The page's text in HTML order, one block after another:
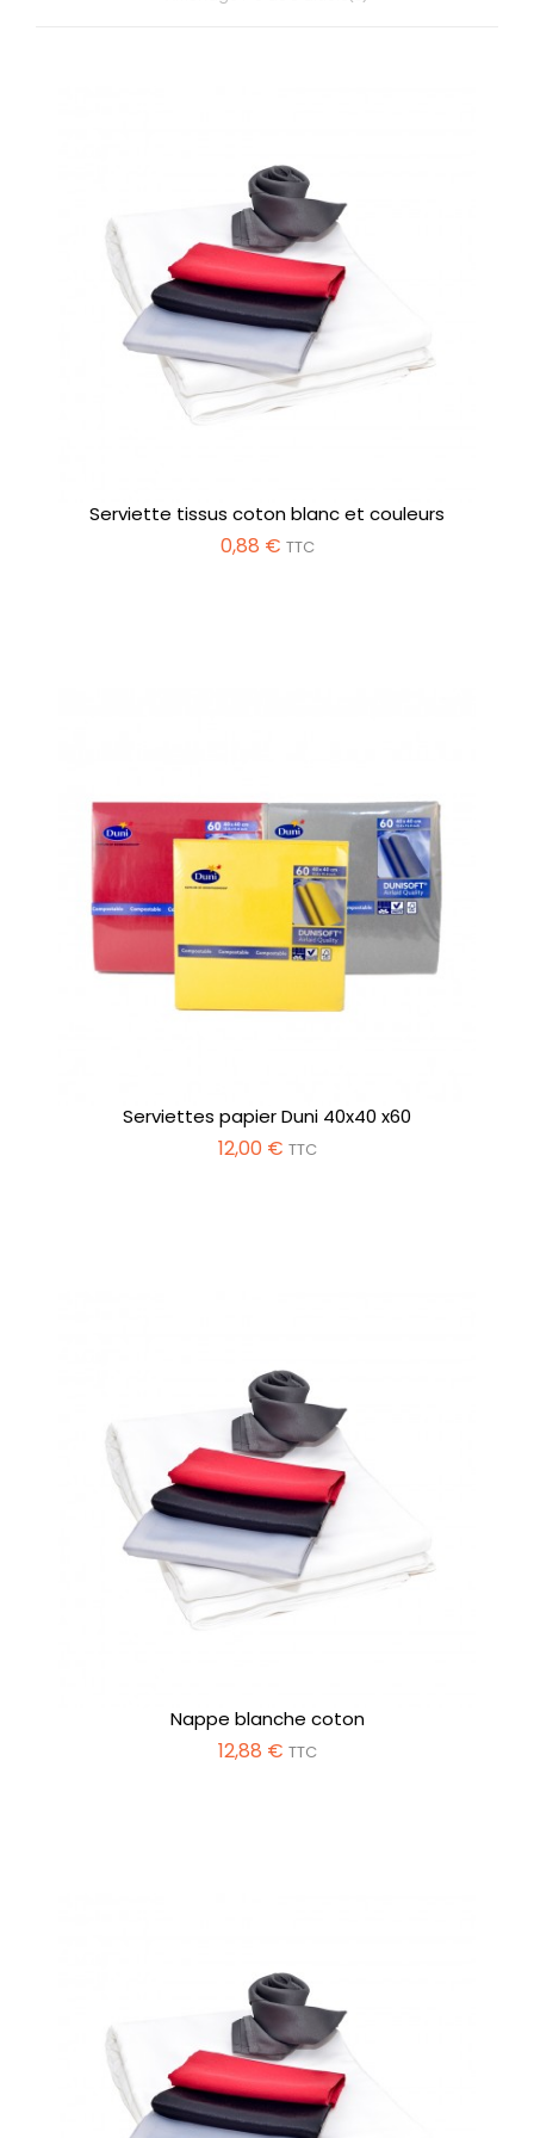
Serviette tissus coton blanc et couleurs
0,88 € TTC
Serviettes papier Duni 40x40 x60
12,00 € TTC
Nappe blanche coton
12,88 € TTC